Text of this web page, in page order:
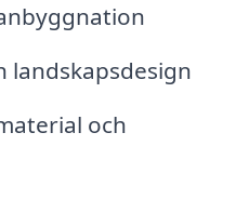
landskapsdesign
och